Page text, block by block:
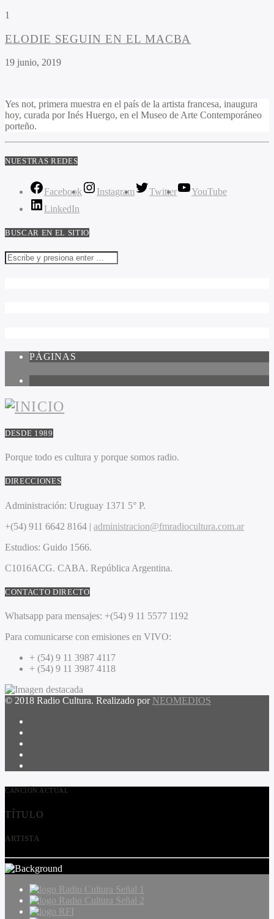
1
ELODIE SEGUIN EN EL MACBA
19 junio, 2019
Yes not, primera muestra en el país de la artista francesa, inaugura
hoy, curada por Inés Huergo, en el Museo de Arte Contemporáneo
porteño.
NUESTRAS REDES
Facebook Instagram Twitter
YouTube
LinkedIn
BUSCAR EN EL SITIO
PÁGINAS
DESDE 1989
Porque todo es cultura y porque somos radio.
DIRECCIONES
Administración: Uruguay 1371 5° P.
+(54) 911 6642 8164 | administracion@fmradiocultura.com.ar
Estudios: Guido 1566.
C1016ACG. CABA. República Argentina.
CONTACTO DIRECTO
Whatsapp para mensajes: +(54) 9 11 5577 1192
Para comunicarse con emisiones en VIVO:
+ (54) 9 11 3987 4117
+ (54) 9 11 3987 4118
© 2018 Radio Cultura. Realizado por NEOMEDIOS
CANCIÓN ACTUAL
TÍTULO
ARTISTA
Radio Cultura Señal 1
Radio Cultura Señal 2
RFI